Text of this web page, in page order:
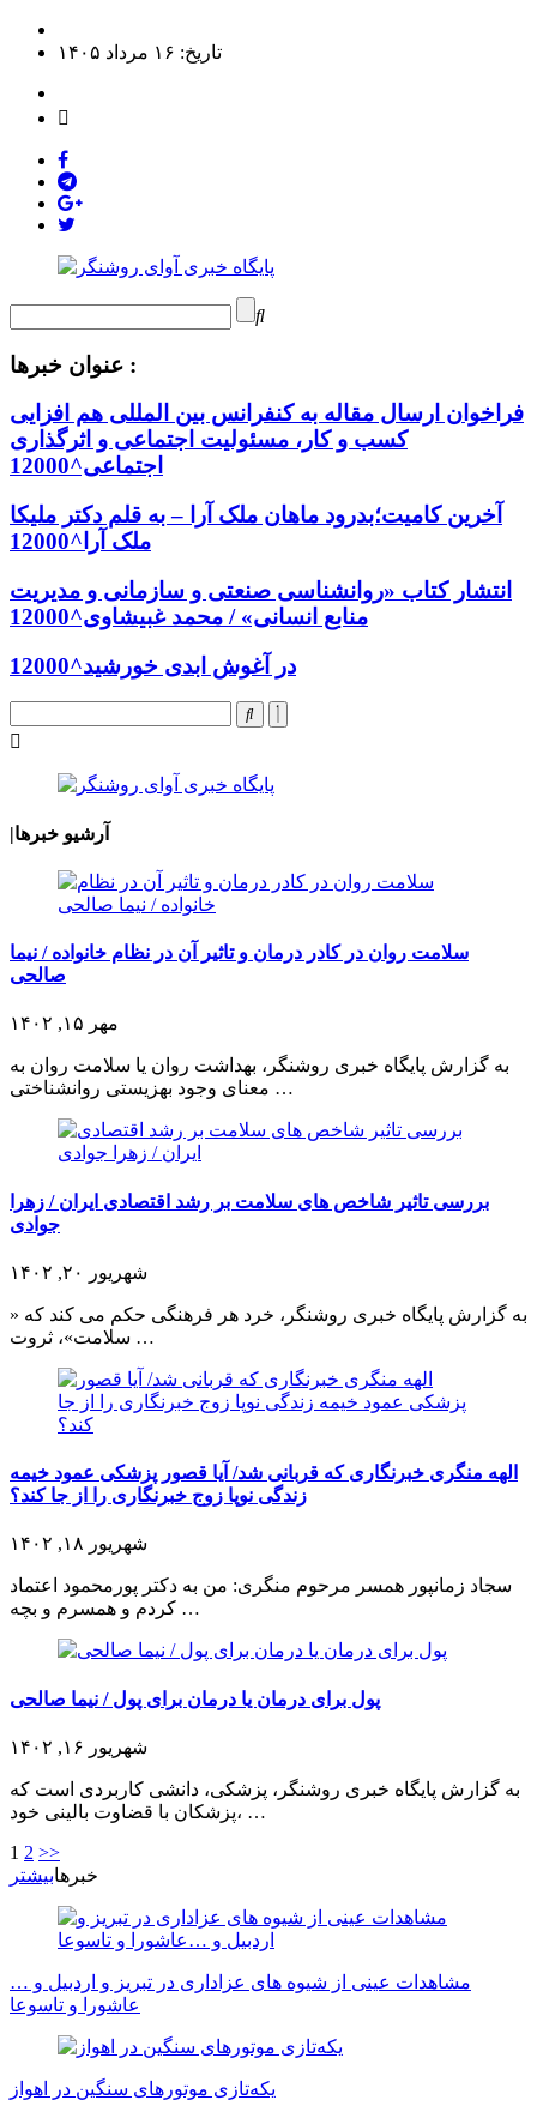
تاریخ: ۱۶ مرداد ۱۴۰۵
عنوان خبرها :
فراخوان ارسال مقاله به کنفرانس بین المللی هم افزایی
کسب و کار، مسئولیت اجتماعی و اثرگذاری
اجتماعی^12000
آخرین کامیت؛بدرود ماهان ملک آرا – به قلم دکتر ملیکا
ملک آرا^12000
انتشار کتاب «روانشناسی صنعتی و سازمانی و مدیریت
منابع انسانی» / محمد غبیشاوی^12000
در آغوش ابدی خورشید^12000
|آرشیو خبرها
سلامت روان در کادر درمان و تاثیر آن در نظام خانواده / نیما
صالحی
مهر ۱۵, ۱۴۰۲
به گزارش پایگاه خبری روشنگر، بهداشت روان یا سلامت روان به
معنای وجود بهزیستی روانشناختی …
بررسی تاثیر شاخص های سلامت بر رشد اقتصادی ایران / زهرا
جوادی
شهریور ۲۰, ۱۴۰۲
به گزارش پایگاه خبری روشنگر، خرد هر فرهنگی حکم می کند که «
سلامت»، ثروت …
الهه منگری خبرنگاری که قربانی شد/ آیا قصور پزشکی عمود خیمه
زندگی نوپا زوج خبرنگاری را از جا کند؟
شهریور ۱۸, ۱۴۰۲
سجاد زمانپور همسر مرحوم منگری: من به دکتر پورمحمود اعتماد
کردم و همسرم و بچه …
پول برای درمان یا درمان برای پول / نیما صالحی
شهریور ۱۶, ۱۴۰۲
به گزارش پایگاه خبری روشنگر، پزشکی، دانشی کاربردی است که
پزشکان با قضاوت بالینی خود، …
1 2 >>
خبرهابیشتر
مشاهدات عینی از شیوه های عزاداری در تبریز و اردبیل و …
عاشورا و تاسوعا
یکه‌تازی موتورهای سنگین در اهواز